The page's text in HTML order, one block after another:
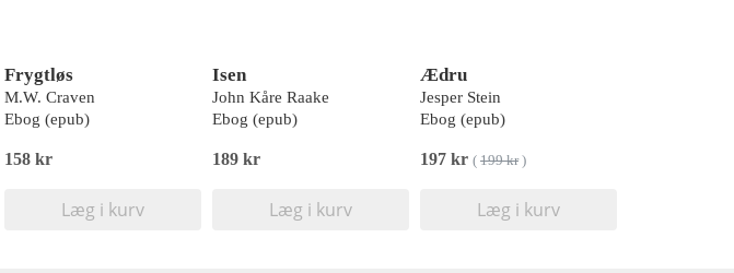
Frygtløs
M.W. Craven
Ebog (epub)
158 kr
Læg i kurv
Isen
John Kåre Raake
Ebog (epub)
189 kr
Læg i kurv
Ædru
Jesper Stein
Ebog (epub)
197 kr ( 199 kr)
Læg i kurv